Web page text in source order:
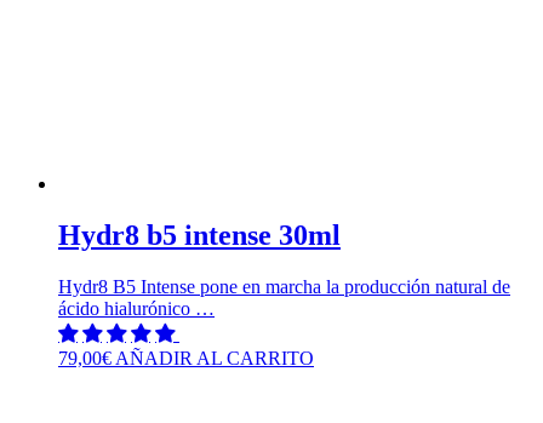
Hydr8 b5 intense 30ml
Hydr8 B5 Intense pone en marcha la producción natural de
ácido hialurónico …
79,00€ AÑADIR AL CARRITO